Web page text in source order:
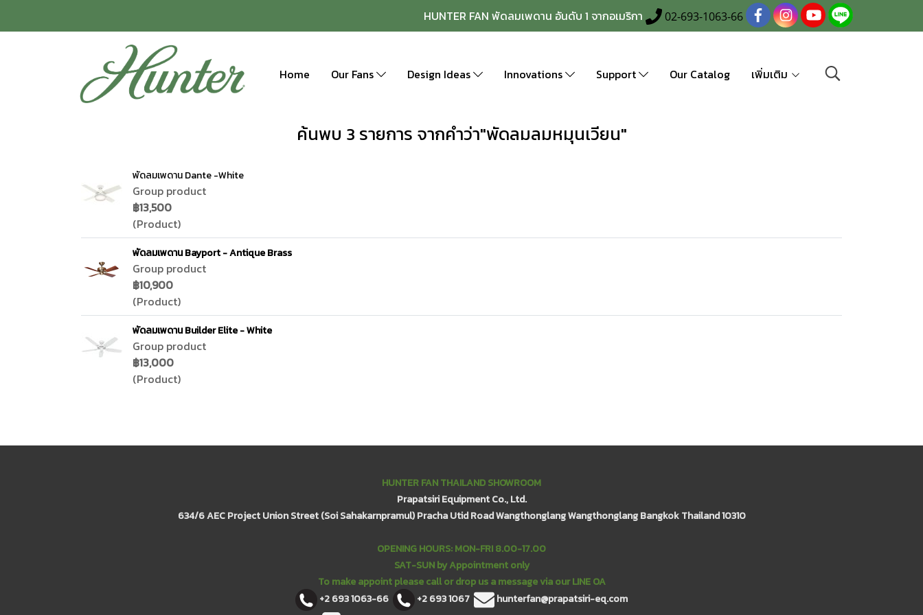
HUNTER FAN พัดลมเพดาน อันดับ 1 จากอเมริกา 02-693-1063-66
Home Our Fans Design Ideas Innovations Support Our Catalog เพิ่มเติม
ค้นพบ 3 รายการ จากคำว่า"พัดลมลมหมุนเวียน"
พัดลมเพดาน Dante -White
Group product
฿13,500
(Product)
พัดลมเพดาน Bayport - Antique Brass
Group product
฿10,900
(Product)
พัดลมเพดาน Builder Elite - White
Group product
฿13,000
(Product)
HUNTER FAN THAILAND SHOWROOM
Prapatsiri Equipment Co., Ltd.
634/6 AEC Project Union Street (Soi Sahakarnpramul) Pracha Utid Road Wangthonglang Wangthonglang Bangkok Thailand 10310
OPENING HOURS: MON-FRI 8.00-17.00
SAT-SUN by Appointment only
To make appoint please call or drop us a message via our LINE OA
+2 693 1063-66
+2 693 1067
hunterfan@prapatsiri-eq.com